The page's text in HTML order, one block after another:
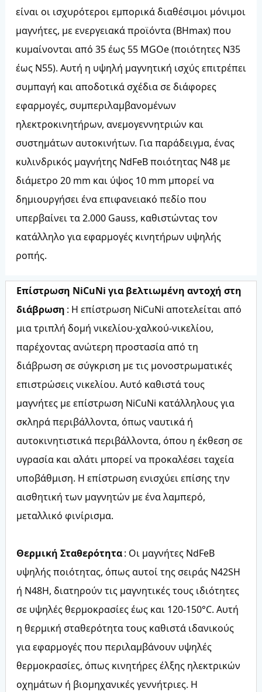
είναι οι ισχυρότεροι εμπορικά διαθέσιμοι μόνιμοι
μαγνήτες, με ενεργειακά προϊόντα (BHmax) που
κυμαίνονται από 35 έως 55 MGOe (ποιότητες N35
έως N55). Αυτή η υψηλή μαγνητική ισχύς επιτρέπει
συμπαγή και αποδοτικά σχέδια σε διάφορες
εφαρμογές, συμπεριλαμβανομένων
ηλεκτροκινητήρων, ανεμογεννητριών και
συστημάτων αυτοκινήτων. Για παράδειγμα, ένας
κυλινδρικός μαγνήτης NdFeB ποιότητας N48 με
διάμετρο 20 mm και ύψος 10 mm μπορεί να
δημιουργήσει ένα επιφανειακό πεδίο που
υπερβαίνει τα 2.000 Gauss, καθιστώντας τον
κατάλληλο για εφαρμογές κινητήρων υψηλής
ροπής.
Επίστρωση NiCuNi για βελτιωμένη αντοχή στη
διάβρωση : Η επίστρωση NiCuNi αποτελείται από
μια τριπλή δομή νικελίου-χαλκού-νικελίου,
παρέχοντας ανώτερη προστασία από τη
διάβρωση σε σύγκριση με τις μονοστρωματικές
επιστρώσεις νικελίου. Αυτό καθιστά τους
μαγνήτες με επίστρωση NiCuNi κατάλληλους για
σκληρά περιβάλλοντα, όπως ναυτικά ή
αυτοκινητιστικά περιβάλλοντα, όπου η έκθεση σε
υγρασία και αλάτι μπορεί να προκαλέσει ταχεία
υποβάθμιση. Η επίστρωση ενισχύει επίσης την
αισθητική των μαγνητών με ένα λαμπερό,
μεταλλικό φινίρισμα.
Θερμική Σταθερότητα: Οι μαγνήτες NdFeB
υψηλής ποιότητας, όπως αυτοί της σειράς N42SH
ή N48H, διατηρούν τις μαγνητικές τους ιδιότητες
σε υψηλές θερμοκρασίες έως και 120-150°C. Αυτή
η θερμική σταθερότητα τους καθιστά ιδανικούς
για εφαρμογές που περιλαμβάνουν υψηλές
θερμοκρασίες, όπως κινητήρες έλξης ηλεκτρικών
οχημάτων ή βιομηχανικές γεννήτριες. Η